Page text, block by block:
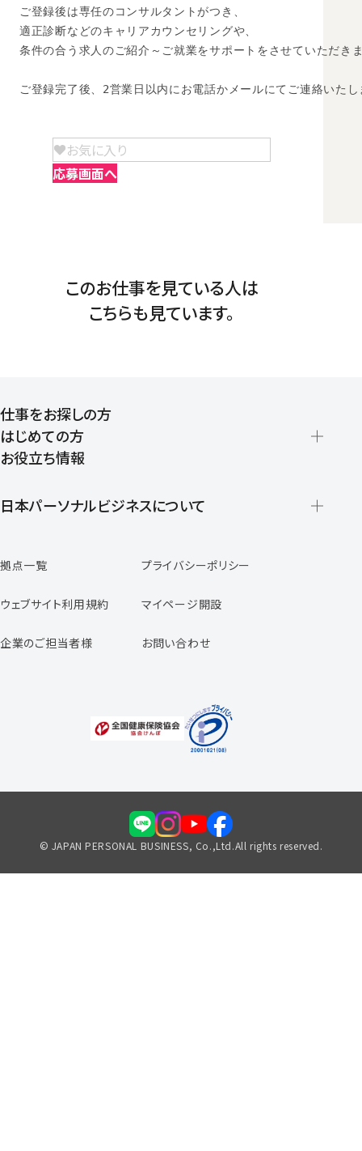
ご登録後は専任のコンサルタントがつき、
適正診断などのキャリアカウンセリングや、
条件の合う求人のご紹介～ご就業をサポートをさせていただき
ご登録完了後、2営業日以内にお電話かメールにてご連絡いたし
お気に入り
応募画面へ
このお仕事を見ている人は
こちらも見ています。
仕事をお探しの方
はじめての方
登録から就業開始までの流れ
お役立ち情報
日本パーソナルビジネスについて
スタッフの声
専任コンサルタントの声
福利厚生のご案内
拠点一覧 プライバシーポリシー
ウェブサイト利用規約 マイページ開設
企業のご担当者様 お問い合わせ
© JAPAN PERSONAL BUSINESS, Co.,Ltd.All rights reserved.